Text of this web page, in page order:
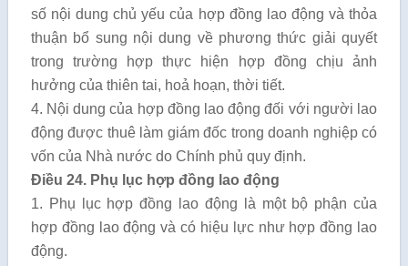
số nội dung chủ yếu của hợp đồng lao động và thỏa
thuận bổ sung nội dung về phương thức giải quyết
trong trường hợp thực hiện hợp đồng chịu ảnh
hưởng của thiên tai, hoả hoạn, thời tiết.
4. Nội dung của hợp đồng lao động đối với người lao
động được thuê làm giám đốc trong doanh nghiệp có
vốn của Nhà nước do Chính phủ quy định.
Điều 24. Phụ lục hợp đồng lao động
1. Phụ lục hợp đồng lao động là một bộ phận của
hợp đồng lao động và có hiệu lực như hợp đồng lao
động.